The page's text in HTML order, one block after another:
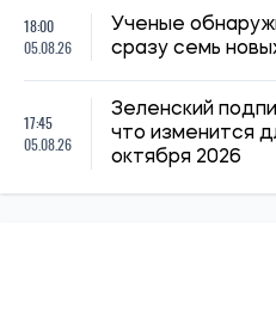
18:00
05.08.26
Ученые
сразу семь
17:45
05.08.26
Зеленский
что изменится
октября 2026